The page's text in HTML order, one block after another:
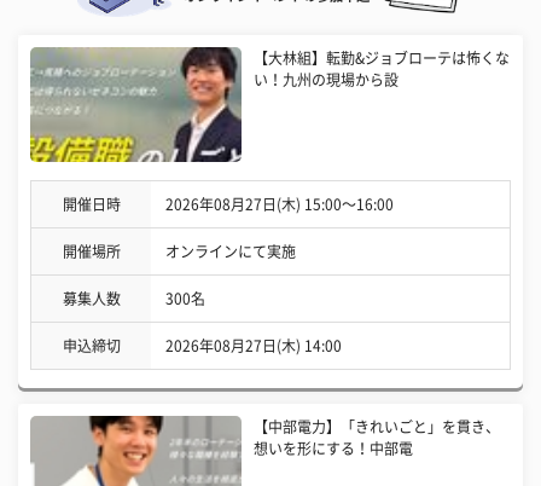
【大林組】転勤&ジョブローテは怖くな
い！九州の現場から設
開催日時 2026年08月27日(木) 15:00〜16:00
開催場所 オンラインにて実施
募集人数 300名
申込締切 2026年08月27日(木) 14:00
【中部電力】「きれいごと」を貫き、
想いを形にする！中部電